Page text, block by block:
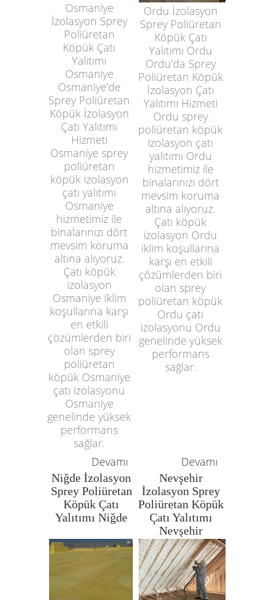
Osmaniye
İzolasyon Sprey
Poliüretan
Köpük Çatı
Yalıtımı
Osmaniye
Osmaniye’de
Sprey Poliüretan
Köpük İzolasyon
Çatı Yalıtımı
Hizmeti
Osmaniye sprey
poliüretan
köpük izolasyon
çatı yalıtımı
Osmaniye
hizmetimiz ile
binalarınızı dört
mevsim koruma
altına alıyoruz.
Çatı köpük
izolasyon
Osmaniye iklim
koşullarına karşı
en etkili
çözümlerden biri
olan sprey
poliüretan
köpük Osmaniye
çatı izolasyonu
Osmaniye
genelinde yüksek
performans
sağlar.
Ordu İzolasyon
Sprey Poliüretan
Köpük Çatı
Yalıtımı Ordu
Ordu’da Sprey
Poliüretan Köpük
İzolasyon Çatı
Yalıtımı Hizmeti
Ordu sprey
poliüretan köpük
izolasyon çatı
yalıtımı Ordu
hizmetimiz ile
binalarınızı dört
mevsim koruma
altına alıyoruz.
Çatı köpük
izolasyon Ordu
iklim koşullarına
karşı en etkili
çözümlerden biri
olan sprey
poliüretan köpük
Ordu çatı
izolasyonu Ordu
genelinde yüksek
performans
sağlar.
Devamı Devamı
Niğde İzolasyon
Sprey Poliüretan
Köpük Çatı
Yalıtımı Niğde
Nevşehir
İzolasyon Sprey
Poliüretan Köpük
Çatı Yalıtımı
Nevşehir